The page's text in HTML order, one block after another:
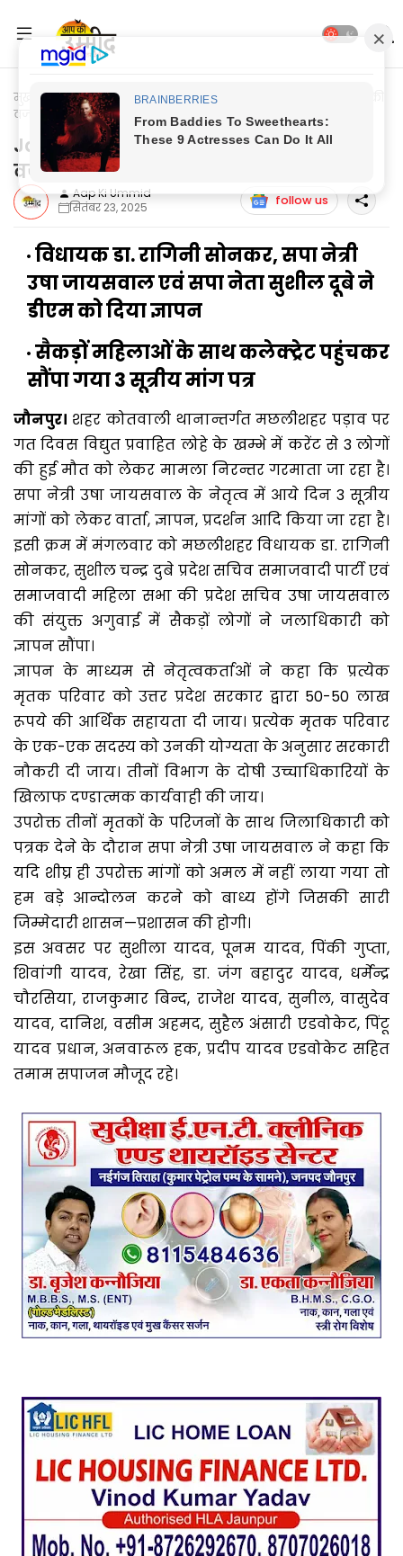
मुख्यपृष्ठ Jaunpur Update
Jaunpur News: विभागीय लापरवाही की
वजह से एक साथ 3 मौत बना बवाल
Jaunpur News: विभागीय लापरवाही की
वजह से एक साथ 3 मौत बना बवाल
Aap Ki Ummid
सितंबर 23, 2025
follow us
विधायक डा. रागिनी सोनकर, सपा नेत्री
उषा जायसवाल एवं सपा नेता सुशील दूबे ने
डीएम को दिया ज्ञापन
सैकड़ों महिलाओं के साथ कलेक्ट्रेट पहुंचकर
सौंपा गया 3 सूत्रीय मांग पत्र
जौनपुर। शहर कोतवाली थानान्तर्गत मछलीशहर पड़ाव पर
गत दिवस विद्युत प्रवाहित लोहे के खम्भे में करेंट से 3 लोगों
की हुई मौत को लेकर मामला निरन्तर गरमाता जा रहा है।
सपा नेत्री उषा जायसवाल के नेतृत्व में आये दिन 3 सूत्रीय
मांगों को लेकर वार्ता, ज्ञापन, प्रदर्शन आदि किया जा रहा है।
इसी क्रम में मंगलवार को मछलीशहर विधायक डा. रागिनी
सोनकर, सुशील चन्द्र दुबे प्रदेश सचिव समाजवादी पार्टी एवं
समाजवादी महिला सभा की प्रदेश सचिव उषा जायसवाल
की संयुक्त अगुवाई में सैकड़ों लोगों ने जलाधिकारी को
ज्ञापन सौंपा।
ज्ञापन के माध्यम से नेतृत्वकर्ताओं ने कहा कि प्रत्येक
मृतक परिवार को उत्तर प्रदेश सरकार द्वारा 50-50 लाख
रूपये की आर्थिक सहायता दी जाय। प्रत्येक मृतक परिवार
के एक-एक सदस्य को उनकी योग्यता के अनुसार सरकारी
नौकरी दी जाय। तीनों विभाग के दोषी उच्चाधिकारियों के
खिलाफ दण्डात्मक कार्यवाही की जाय।
उपरोक्त तीनों मृतकों के परिजनों के साथ जिलाधिकारी को
पत्रक देने के दौरान सपा नेत्री उषा जायसवाल ने कहा कि
यदि शीघ्र ही उपरोक्त मांगों को अमल में नहीं लाया गया तो
हम बड़े आन्दोलन करने को बाध्य होंगे जिसकी सारी
जिम्मेदारी शासन—प्रशासन की होगी।
इस अवसर पर सुशीला यादव, पूनम यादव, पिंकी गुप्ता,
शिवांगी यादव, रेखा सिंह, डा. जंग बहादुर यादव, धर्मेन्द्र
चौरसिया, राजकुमार बिन्द, राजेश यादव, सुनील, वासुदेव
यादव, दानिश, वसीम अहमद, सुहैल अंसारी एडवोकेट, पिंटू
यादव प्रधान, अनवारूल हक, प्रदीप यादव एडवोकेट सहित
तमाम सपाजन मौजूद रहे।